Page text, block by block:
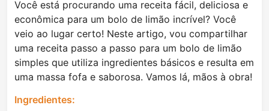
Você está procurando uma receita fácil, deliciosa e
econômica para um bolo de limão incrível? Você
veio ao lugar certo! Neste artigo, vou compartilhar
uma receita passo a passo para um bolo de limão
simples que utiliza ingredientes básicos e resulta em
uma massa fofa e saborosa. Vamos lá, mãos à obra!
Ingredientes: